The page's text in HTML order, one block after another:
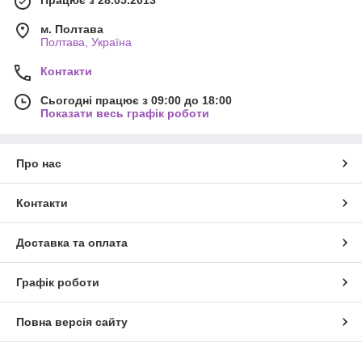
м. Полтава
Полтава, Україна
Контакти
Сьогодні працює з 09:00 до 18:00
Показати весь графік роботи
Про нас
Контакти
Доставка та оплата
Графік роботи
Повна версія сайту